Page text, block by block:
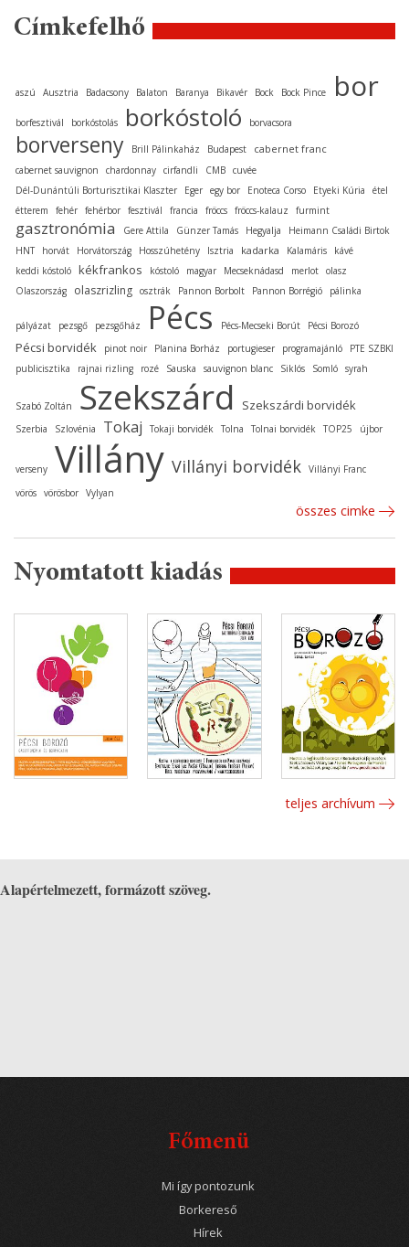
Címkefelhő
aszú Ausztria Badacsony Balaton Baranya Bikavér Bock Bock Pince bor
borfesztivál borkóstolás borkóstoló borvacsora
borverseny Brill Pálinkaház Budapest cabernet franc
cabernet sauvignon chardonnay cirfandli CMB cuvée
Dél-Dunántúli Borturisztikai Klaszter
Eger egy bor Enoteca Corso Etyeki Kúria
étel
étterem
fehér fehérbor fesztivál francia fröccs fröccs-kalauz furmint
gasztronómia Gere Attila Günzer Tamás Hegyalja
Heimann Családi Birtok
HNT
horvát Horvátország Hosszúhetény Isztria kadarka Kalamáris
kávé
keddi kóstoló kékfrankos kóstoló magyar Mecseknádasd merlot olasz
Olaszország
olaszrizling osztrák Pannon Borbolt Pannon Borrégió pálinka
pályázat pezsgő pezsgőház Pécs Pécs-Mecseki Borút Pécsi Borozó
Pécsi borvidék pinot noir Planina Borház portugieser programajánló
PTE SZBKI
publicisztika
rajnai rizling rozé Sauska sauvignon blanc Siklós Somló syrah
Szabó Zoltán Szekszárd Szekszárdi borvidék
Szerbia Szlovénia Tokaj Tokaji borvidék Tolna Tolnai borvidék TOP25 újbor
verseny Villány Villányi borvidék Villányi Franc
vörös vörösbor Vylyan
összes cimke
Nyomtatott kiadás
teljes archívum
Alapértelmezett, formázott szöveg.
Főmenü
Mi így pontozunk
Borkereső
Hírek